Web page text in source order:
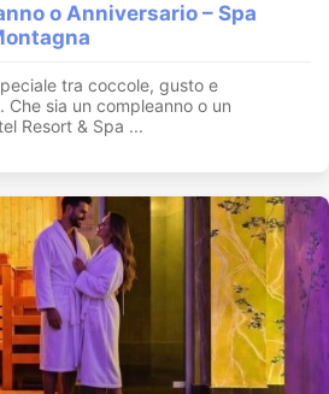
o Anniversario – Spa
tra coccole, gusto e
Che sia un compleanno o un
Resort & Spa ...